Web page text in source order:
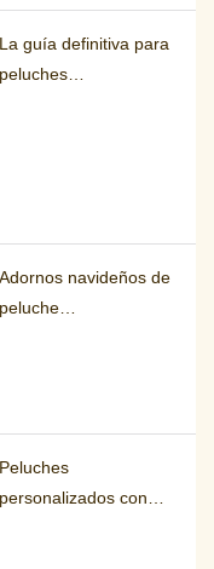
La guía definitiva para
peluches
Adornos navideños de
peluche
Peluches
personalizados con